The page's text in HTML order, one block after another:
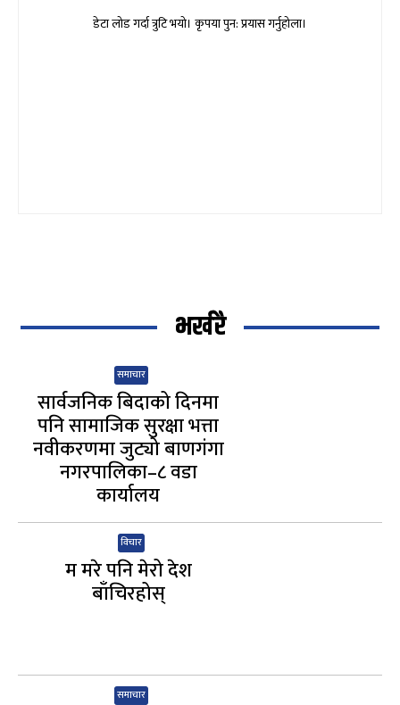
डेटा लोड गर्दा त्रुटि भयो। कृपया पुन: प्रयास गर्नुहोला।
भर्खरै
समाचार
सार्वजनिक बिदाको दिनमा
पनि सामाजिक सुरक्षा भत्ता
नवीकरणमा जुट्यो बाणगंगा
नगरपालिका–८ वडा
कार्यालय
विचार
म मरे पनि मेरो देश
बाँचिरहोस्
समाचार